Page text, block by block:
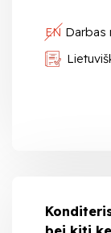
EN Darbas